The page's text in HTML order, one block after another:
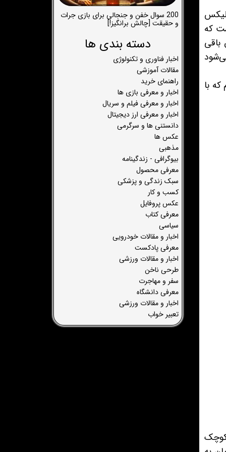
است که
از زندگی اش باقی
با
کوچک
200 سوال خفن و جنجالی برای بازی جرات
و حقیقت [چالش برانگیز!]
دسته بندی ها
اخبار فناوری و تکنولوژی
مقالات آموزشی
راهنمای خرید
اخبار و معرفی بازی ها
اخبار و معرفی فیلم و سریال
اخبار و معرفی ارز دیجیتال
دانستنی ها و سرگرمی
عکس ها
مذهبی
بیوگرافی - زندگینامه
معرفی محصول
سبک زندگی و پزشکی
کسب و کار
عکس پروفایل
معرفی کتاب
سیاسی
اخبار و مقالات خودرویی
معرفی پادکست
اخبار و مقالات ورزشی
طرحی ناخن
سفر و مهاجرت
معرفی دانشگاه
اخبار و مقالات ورزشی
تعبیر خواب